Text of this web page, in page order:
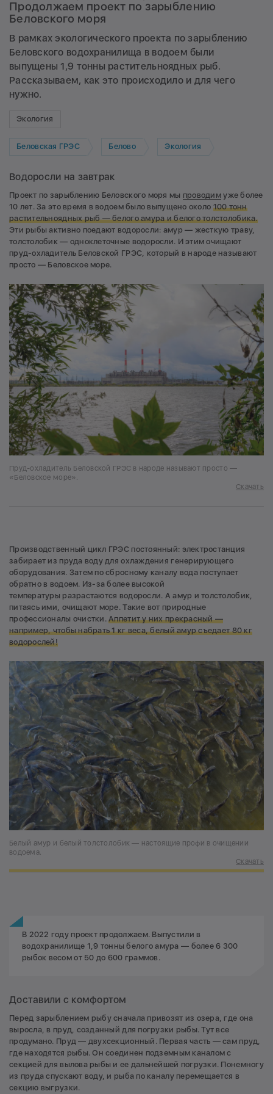
Продолжаем проект по зарыблению
Беловского моря
В рамках экологического проекта по зарыблению
Беловского водохранилища в водоем были
выпущены 1,9 тонны растительноядных рыб.
Рассказываем, как это происходило и для чего
нужно.
Экология
Беловская ГРЭС Белово Экология
Водоросли на завтрак
Проект по зарыблению Беловского моря мы проводимуже более
10 лет. За это время в водоем было выпущено около 100 тонн
растительноядных рыб — белого амура и белого толстолобика.
Эти рыбы активно поедают водоросли: амур — жесткую траву,
толстолобик — одноклеточные водоросли. И этим очищают
пруд-охладитель Беловской ГРЭС, который в народе называют
просто — Беловское море.
Пруд-охладитель Беловской ГРЭС в народе называют просто —
«Беловское море».
Скачать
Производственный цикл ГРЭС постоянный: электростанция
забирает из пруда воду для охлаждения генерирующего
оборудования. Затем по сбросному каналу вода поступает
обратно в водоем. Из-за более высокой
температуры разрастаются водоросли. А амур и толстолобик,
питаясь ими, очищают море. Такие вот природные
профессионалы очистки.Аппетит у них прекрасный —
например, чтобы набрать 1 кг веса, белый амур съедает 80 кг
водорослей!
Белый амур и белый толстолобик — настоящие профи в очищении
водоема.
Скачать
В 2022 году проект продолжаем. Выпустили в
водохранилище 1,9 тонны белого амура — более 6 300
рыбок весом от 50 до 600 граммов.
Доставили с комфортом
Перед зарыблением рыбу сначала привозят из озера, где она
выросла, в пруд, созданный для погрузки рыбы. Тут все
продумано. Пруд — двухсекционный. Первая часть — сам пруд,
где находятся рыбы. Он соединен подземным каналом с
секцией для вылова рыбы и ее дальнейшей погрузки. Понемногу
из пруда спускают воду, и рыба по каналу перемещается в
секцию выгрузки.